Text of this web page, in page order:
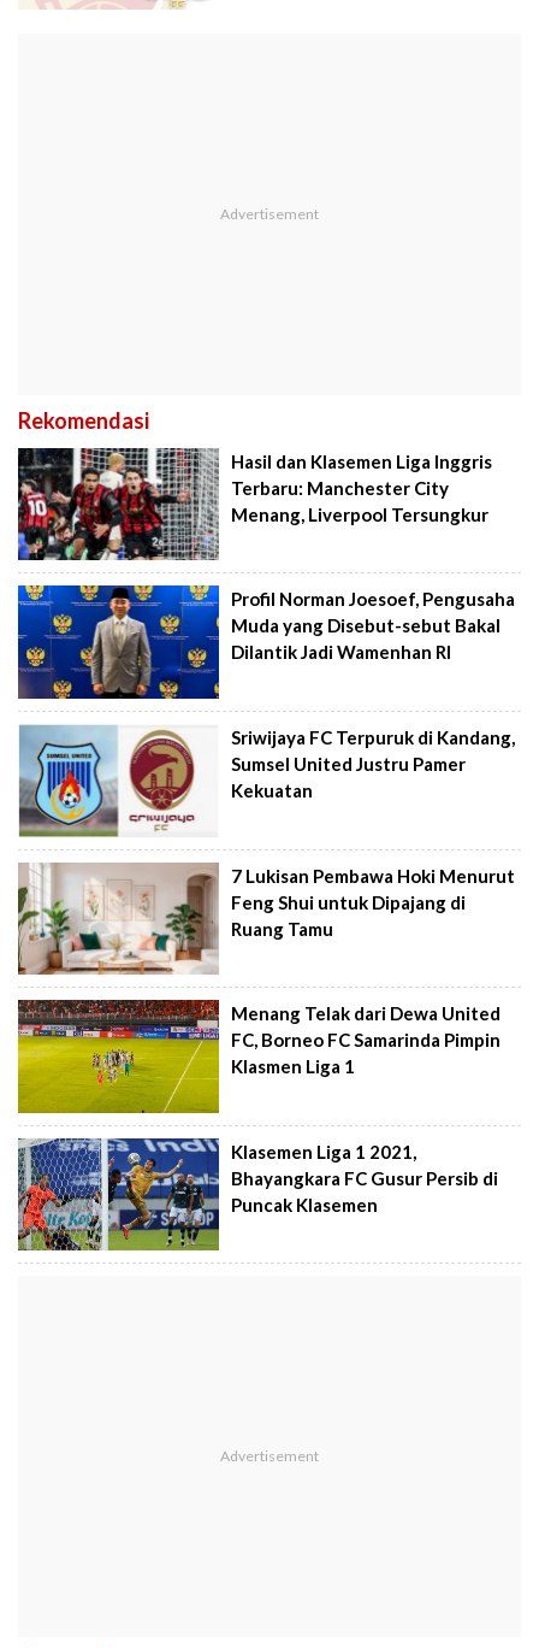
Rekomendasi
Hasil dan Klasemen Liga Inggris
Terbaru: Manchester City
Menang, Liverpool Tersungkur
Profil Norman Joesoef, Pengusaha
Muda yang Disebut-sebut Bakal
Dilantik Jadi Wamenhan RI
Sriwijaya FC Terpuruk di Kandang,
Sumsel United Justru Pamer
Kekuatan
7 Lukisan Pembawa Hoki Menurut
Feng Shui untuk Dipajang di
Ruang Tamu
Menang Telak dari Dewa United
FC, Borneo FC Samarinda Pimpin
Klasmen Liga 1
Klasemen Liga 1 2021,
Bhayangkara FC Gusur Persib di
Puncak Klasemen